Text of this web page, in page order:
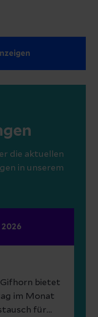
die aktuellen
in unserem
2026
Gifhorn bietet
im Monat
für